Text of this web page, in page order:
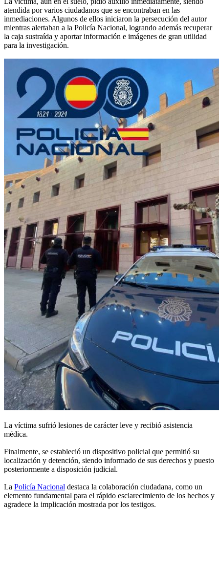
atendida por varios ciudadanos que se encontraban en las
inmediaciones. Algunos de ellos iniciaron la persecución del autor
mientras alertaban a la Policía Nacional, logrando además recuperar
la caja sustraída y aportar información e imágenes de gran utilidad
para la investigación.
La víctima sufrió lesiones de carácter leve y recibió asistencia
médica.
Finalmente, se estableció un dispositivo policial que permitió su
localización y detención, siendo informado de sus derechos y puesto
posteriormente a disposición judicial.
La Policía Nacional destaca la colaboración ciudadana, como un
elemento fundamental para el rápido esclarecimiento de los hechos y
agradece la implicación mostrada por los testigos.